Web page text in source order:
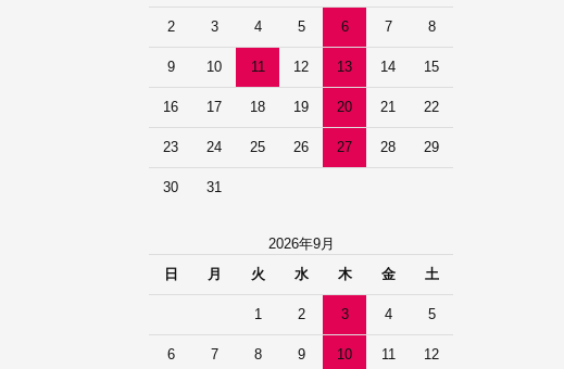
2 3 4 5 6 7 8
9 10 11 12 13 14 15
16 17 18 19 20 21 22
23 24 25 26 27 28 29
30 31
2026年9月
日
月 火 水 木 金 土
1 2 3 4 5
6 7 8 9 10 11 12